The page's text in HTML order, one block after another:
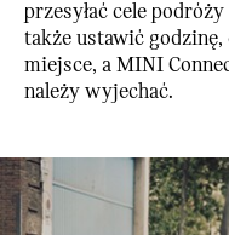
przesyłać cele
także ustawić
miejsce, a MINI
należy wyjechać.